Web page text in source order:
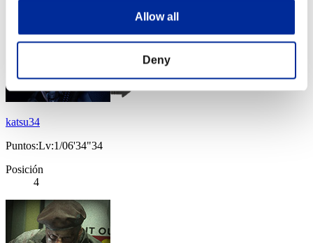
Allow all
Deny
katsu34
Puntos:Lv:1/06'34"34
Posición
4